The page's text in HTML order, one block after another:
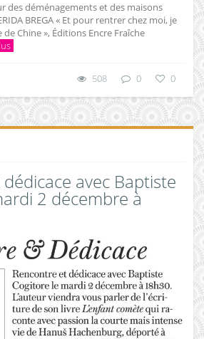
des déménagements et des maisons
BREGA « Et pour rentrer chez moi, je
Chine », Éditions Encre Fraîche
508 0 0
avec Baptiste
2 décembre à